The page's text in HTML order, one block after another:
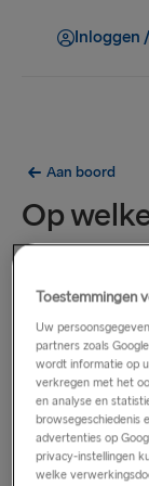
Inloggen
Aan boord
Op
om te
Een klein
Ventspils en
Stena Horizon,
voorbehouden
boeken in een
Toestemmingen
Uw
partners zoals
wordt informatie op
verkregen met het
en analyse en
browsegeschiedenis
advertenties op
privacy-instellingen
welke